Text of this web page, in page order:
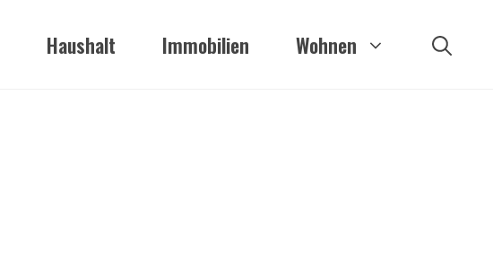
Haushalt Immobilien Wohnen